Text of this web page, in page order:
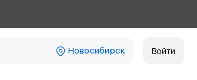
Новосибирск Войти